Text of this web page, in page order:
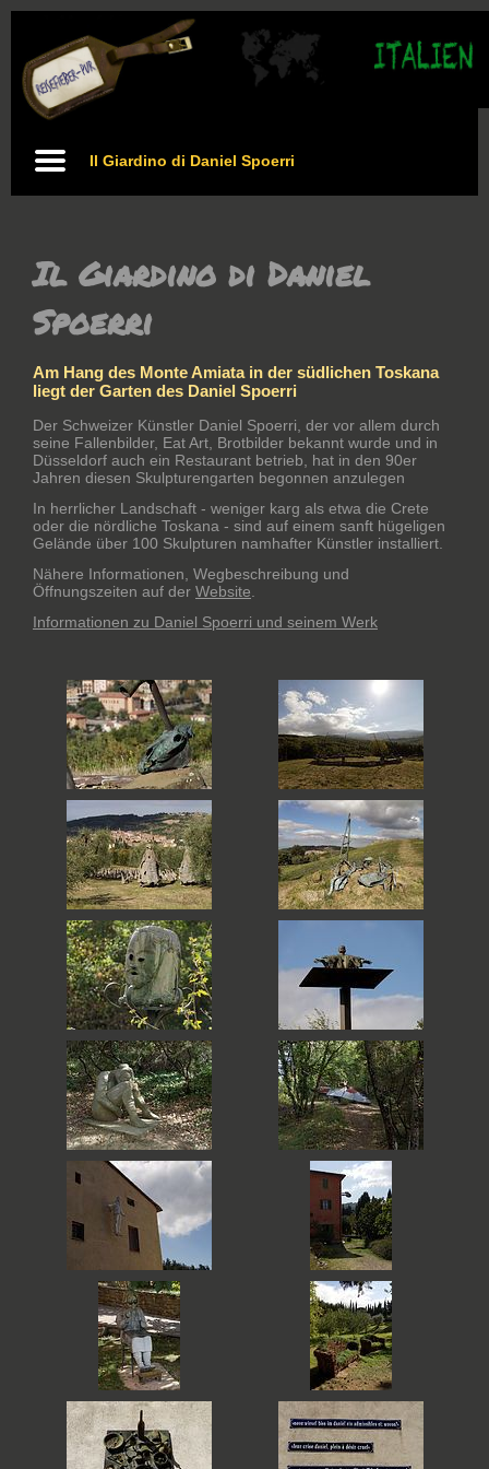
Il Giardino di Daniel Spoerri
Il Giardino di Daniel
Spoerri
Am Hang des Monte Amiata in der südlichen Toskana
liegt der Garten des Daniel Spoerri
Der Schweizer Künstler Daniel Spoerri, der vor allem durch
seine Fallenbilder, Eat Art, Brotbilder bekannt wurde und in
Düsseldorf auch ein Restaurant betrieb, hat in den 90er
Jahren diesen Skulpturengarten begonnen anzulegen
In herrlicher Landschaft - weniger karg als etwa die Crete
oder die nördliche Toskana - sind auf einem sanft hügeligen
Gelände über 100 Skulpturen namhafter Künstler installiert.
Nähere Informationen, Wegbeschreibung und
Öffnungszeiten auf der Website
Informationen zu Daniel Spoerri und seinem Werk